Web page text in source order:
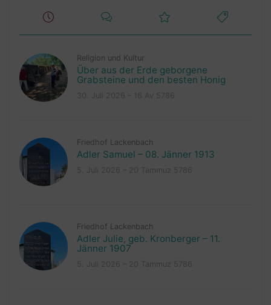
Religion und Kultur
Über aus der Erde geborgene
Grabsteine und den besten Honig
Friedhof Lackenbach
Adler Samuel – 08. Jänner 1913
Friedhof Lackenbach
Adler Julie, geb. Kronberger – 11.
Jänner 1907